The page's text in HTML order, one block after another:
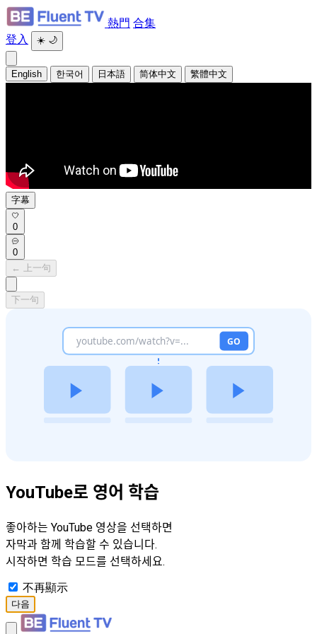
熱門 合集
登入
☀️ 🌙
English 한국어 日本語 简体中文 繁體中文
字幕
0
0
← 上一句
下一句
YouTube로 영어 학습
좋아하는 YouTube 영상을 선택하면
자막과 함께 학습할 수 있습니다.
시작하면 학습 모드를 선택하세요.
不再顯示
다음